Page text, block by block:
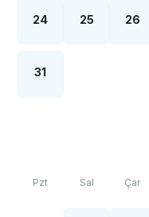
24 25 26
31
Pzt Sal Çar